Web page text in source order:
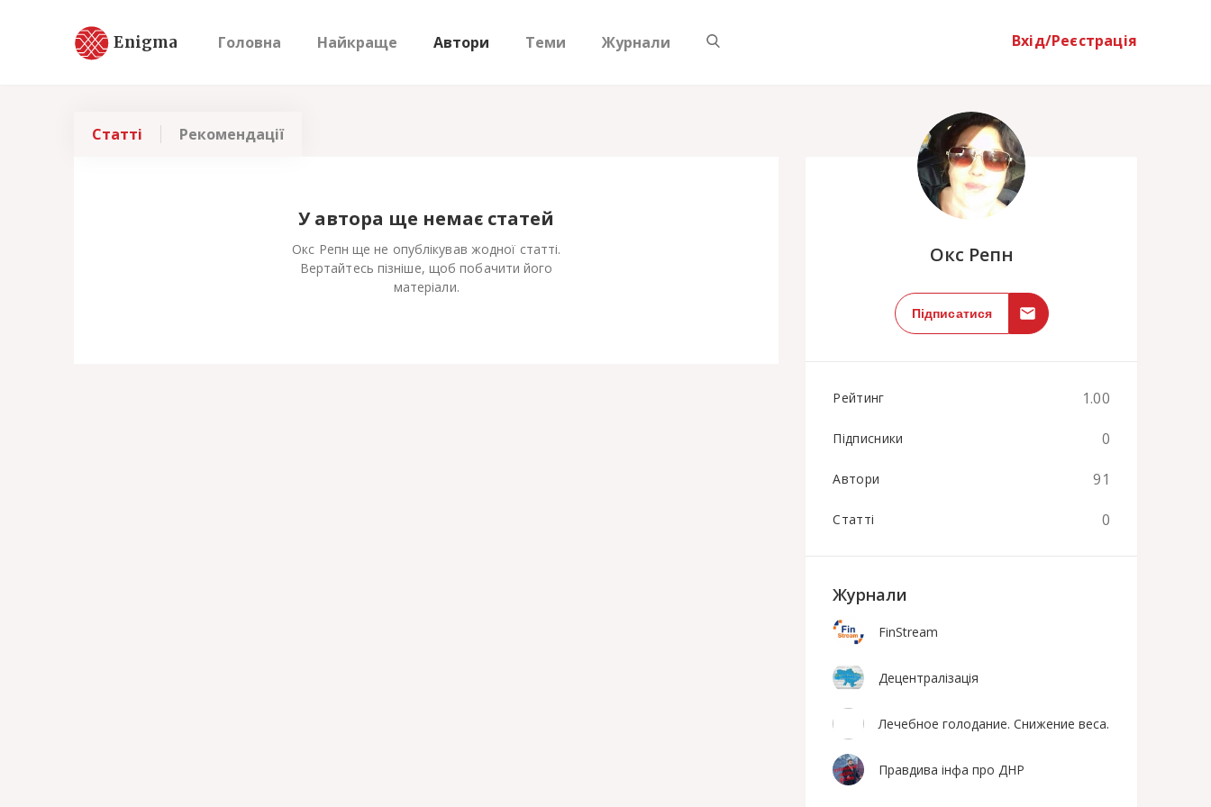
Enigma Головна Найкраще Автори Теми Журнали Вхід/Реєстрація
Окс Репн
Підписатися
Рейтинг 1.00
Підписники 0
Автори 91
Статті 0
Журнали
FinStream
Децентралізація
Лечебное голодание. Снижение веса.
Правдива інфа про ДНР
Статті Рекомендації
У автора ще немає статей
Окс Репн ще не опублікував жодної статті.
Вертайтесь пізніше, щоб побачити його
матеріали.